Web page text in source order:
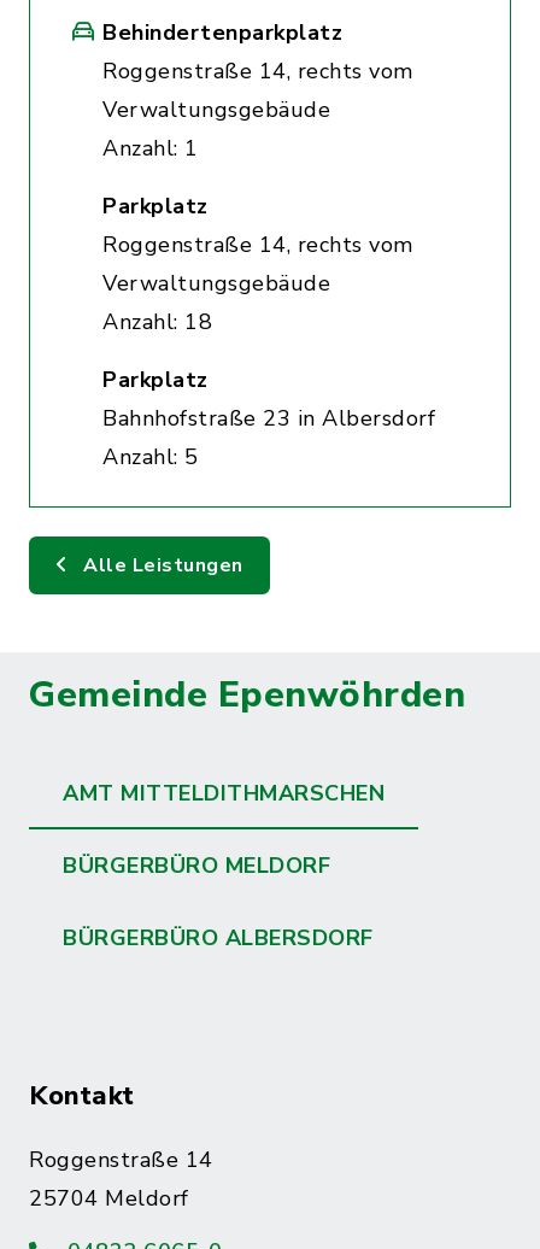
Behindertenparkplatz
Roggenstraße 14, rechts vom
Verwaltungsgebäude
Anzahl: 1
Parkplatz
Roggenstraße 14, rechts vom
Verwaltungsgebäude
Anzahl: 18
Parkplatz
Bahnhofstraße 23 in Albersdorf
Anzahl: 5
Alle Leistungen
Gemeinde Epenwöhrden
AMT MITTELDITHMARSCHEN
BÜRGERBÜRO MELDORF
BÜRGERBÜRO ALBERSDORF
Kontakt
Roggenstraße 14
25704 Meldorf